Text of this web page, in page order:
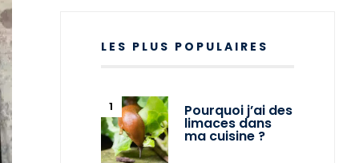
LES PLUS POPULAIRES
Pourquoi j’ai des
limaces dans
ma cuisine ?